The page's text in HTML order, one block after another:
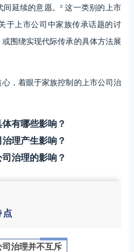
延续的意愿。² 这一类别的上市
于上市公司中家族传承话题的讨
围绕实现代际传承的具体方法展
，着眼于家族控制的上市公司治
有哪些影响？
理产生影响？
治理的影响？
点
治理并不互斥